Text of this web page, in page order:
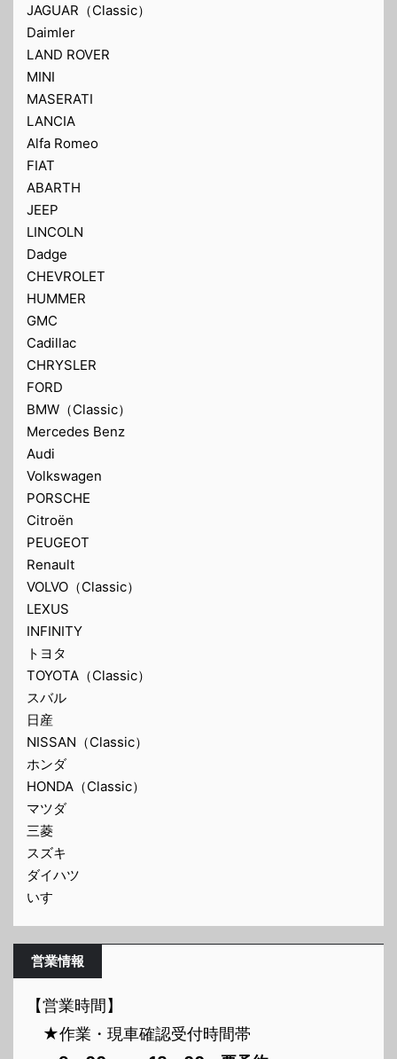
JAGUAR（Classic）
Daimler
LAND ROVER
MINI
MASERATI
LANCIA
Alfa Romeo
FIAT
ABARTH
JEEP
LINCOLN
Dadge
CHEVROLET
HUMMER
GMC
Cadillac
CHRYSLER
FORD
BMW（Classic）
Mercedes Benz
Audi
Volkswagen
PORSCHE
Citroën
PEUGEOT
Renault
VOLVO（Classic）
LEXUS
INFINITY
トヨタ
TOYOTA（Classic）
スバル
日産
NISSAN（Classic）
ホンダ
HONDA（Classic）
マツダ
三菱
スズキ
ダイハツ
いすゞ
営業情報
【営業時間】
★作業・現車確認受付時間帯